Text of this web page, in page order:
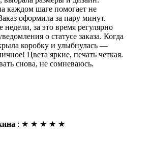
каждом шаге помогает не
оформила за пару минут.
за это время регулярно
о статусе заказа. Когда
коробку и улыбнулась —
Цвета яркие, печать четкая.
снова, не сомневаюсь.
: ★ ★ ★ ★ ★